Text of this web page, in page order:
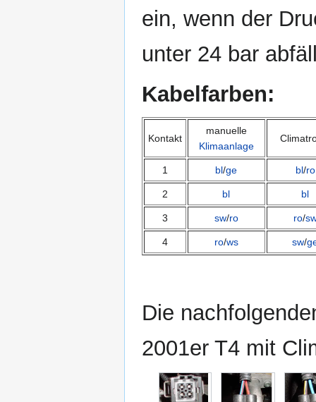
ein, wenn der
unter 24 bar
Kabelfarben:
Kontakt
manuelle
Klimaanlage
1 bl/ge bl/ro
2 bl bl
3 sw/ro ro/
4 ro/ws sw/
Die
2001er T4 mit